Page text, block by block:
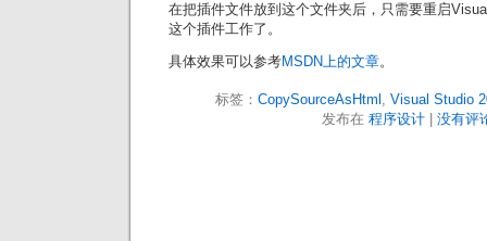
在把插件文件放到这个文件夹后，只需要重启
这个插件工作了。
具体效果可以参考MSDN上的文章。
标签： CopySourceAsHtml , Visual Studio
发布在 程序设计| 没有评